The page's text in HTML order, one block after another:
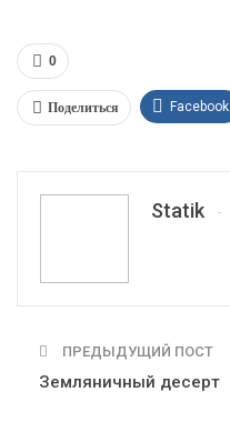
0
Поделиться Facebook
Statik
ПРЕДЫДУЩИЙ ПОСТ
Земляничный десерт